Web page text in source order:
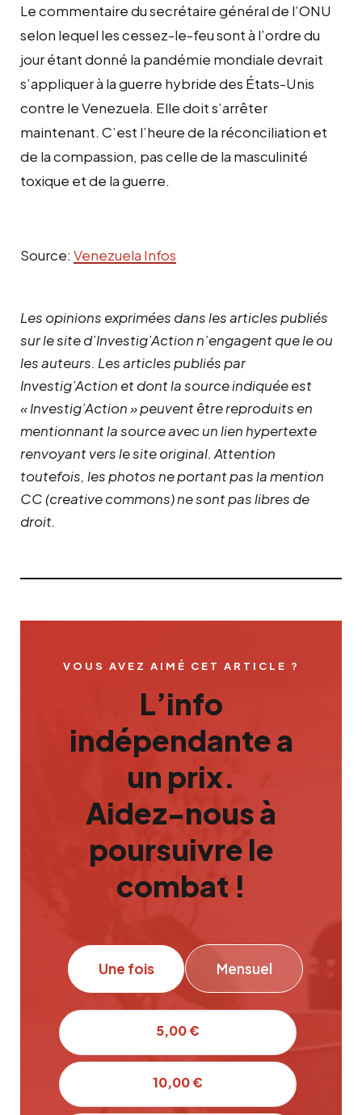
Le commentaire du secrétaire général de l’ONU
selon lequel les cessez-le-feu sont à l’ordre du
jour étant donné la pandémie mondiale devrait
s’appliquer à la guerre hybride des États-Unis
contre le Venezuela. Elle doit s’arrêter
maintenant. C’est l’heure de la réconciliation et
de la compassion, pas celle de la masculinité
toxique et de la guerre.
Source: Venezuela Infos
Les opinions exprimées dans les articles publiés
sur le site d’Investig’Action n’engagent que le ou
les auteurs. Les articles publiés par
Investig’Action et dont la source indiquée est
« Investig’Action » peuvent être reproduits en
mentionnant la source avec un lien hypertexte
renvoyant vers le site original. Attention
toutefois, les photos ne portant pas la mention
CC (creative commons) ne sont pas libres de
droit.
VOUS AVEZ AIMÉ CET ARTICLE ?
L’info
indépendante a
un prix.
Aidez-nous à
poursuivre le
combat !
Une fois Mensuel
5,00 €
10,00 €